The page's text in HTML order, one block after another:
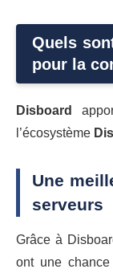
Quels
pour la
Disboard
l’écosystème
Une
serveurs
Grâce à
ont une